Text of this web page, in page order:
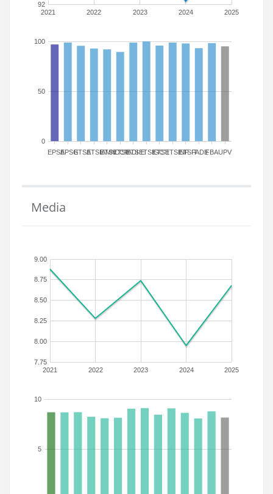
2021 2022 2023 2024 2025
92
EPSAEPSGETSAETSIAMN
ETSICCP
ETSIADI
ETSIEETSIGCT
ETSIIETSINFETSITFADEFBAUPV
0
50
100
Media
2021 2022 2023 2024 2025
7.75
8.00
8.25
8.50
8.75
9.00
5
10